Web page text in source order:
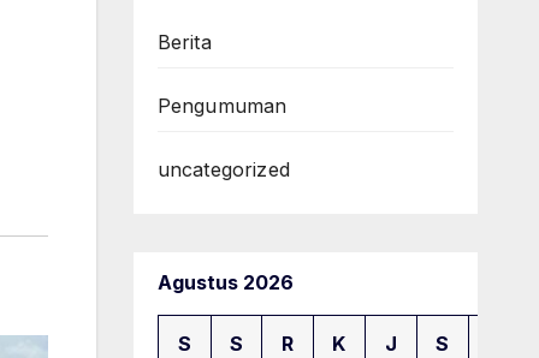
Berita
Pengumuman
uncategorized
Agustus 2026
S S R K J S